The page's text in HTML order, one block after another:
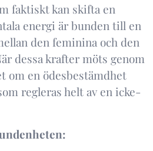
faktiskt kan skifta en
energi är bunden till en
den feminina och den
dessa krafter möts genom
om en ödesbestämdhet
regleras helt av en icke-
​: